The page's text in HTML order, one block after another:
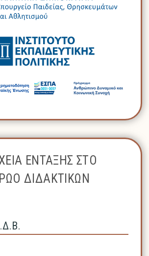
ΕΝΤΑΞΗΣ ΣΤΟ
ΔΙΔΑΚΤΙΚΩΝ